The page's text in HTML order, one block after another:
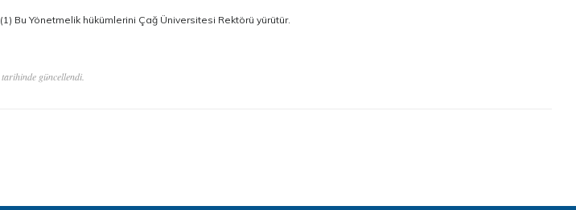
(1) Bu Yönetmelik hükümlerini Çağ Üniversitesi Rektörü yürütür.
tarihinde güncellendi.